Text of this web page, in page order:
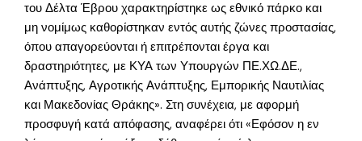
του Δέλτα Έβρου χαρακτηρίστηκε ως εθνικό πάρκο και
μη νομίμως καθορίστηκαν εντός αυτής ζώνες προστασίας,
όπου απαγορεύονται ή επιτρέπονται έργα και
δραστηριότητες, με ΚΥΑ των Υπουργών ΠΕ.ΧΩ.ΔΕ.,
Ανάπτυξης, Αγροτικής Ανάπτυξης, Εμπορικής Ναυτιλίας
και Μακεδονίας Θράκης». Στη συνέχεια, με αφορμή
προσφυγή κατά απόφασης, αναφέρει ότι «Εφόσον η εν